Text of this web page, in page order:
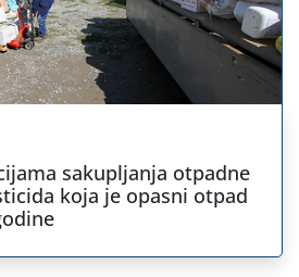
sakupljanja otpadne
koja je opasni otpad